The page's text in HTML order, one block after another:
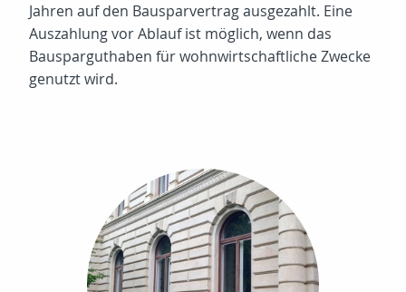
Jahren auf den Bausparvertrag ausgezahlt. Eine
Auszahlung vor Ablauf ist möglich, wenn das
Bausparguthaben für wohnwirtschaftliche Zwecke
genutzt wird.